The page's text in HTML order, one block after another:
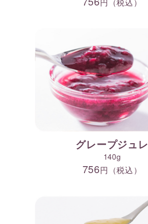
円（税込）
グレープジュレ
140g
756円（税込）